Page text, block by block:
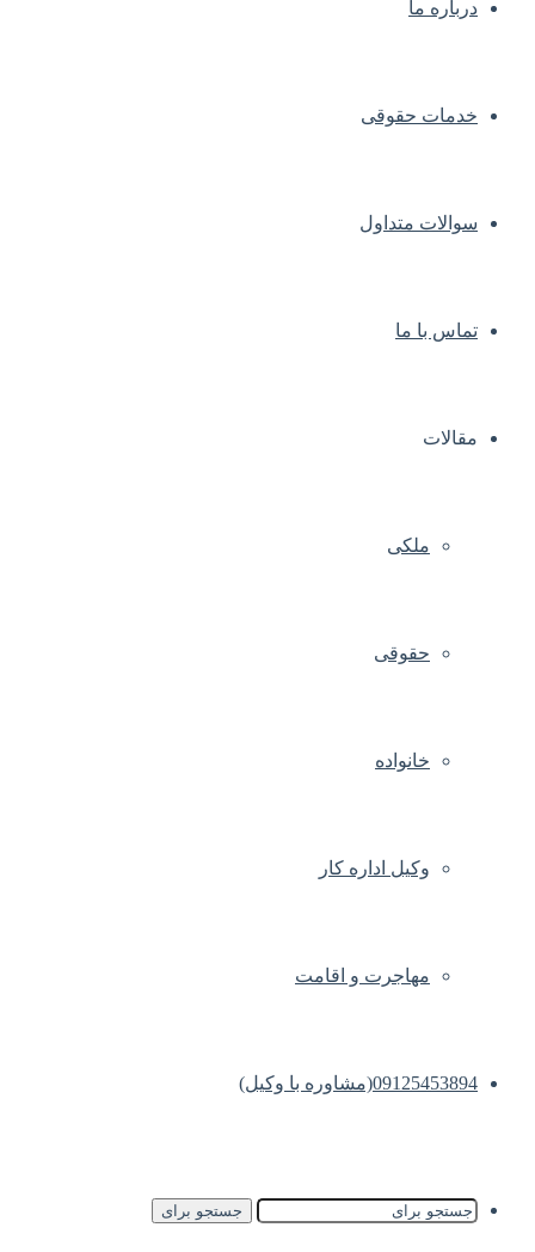
درباره ما
خدمات حقوقی
سوالات متداول
تماس با ما
مقالات
ملکی
حقوقی
خانواده
وکیل اداره کار
مهاجرت و اقامت
09125453894(مشاوره با وکیل)
جستجو برای